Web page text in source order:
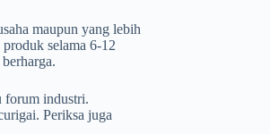
maupun yang lebih
selama 6-12
forum industri.
Periksa juga